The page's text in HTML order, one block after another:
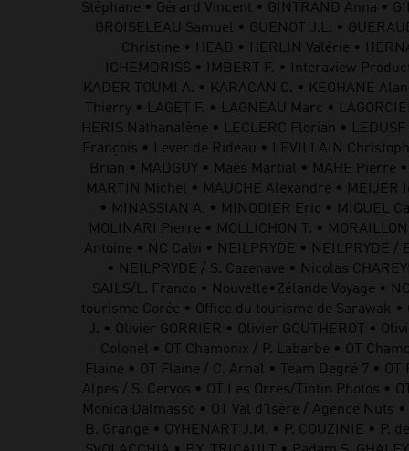
Stéphane • Gérard Vincent • GINTRAND Anna •
GROISELEAU Samuel • GUENOT J.L. •
Christine • HEAD • HERLIN Valérie •
ICHEMDRISS • IMBERT F. • Interaview
KADER TOUMI A. • KARACAN C. • KEOHANE
Thierry • LAGET F. • LAGNEAU Marc •
HERIS Nathanalène • LECLERC Florian •
François • Lever de Rideau • LEVILLAIN
Brian • MADGUY • Maës Martial • MAHE Pierre
MARTIN Michel • MAUCHE Alexandre •
• MINASSIAN A. • MINODIER Eric • MIQUEL
MOLINARI Pierre • MOLLICHON T. •
Antoine • NC Calvi • NEILPRYDE • NEILPRYDE
• NEILPRYDE / S. Cazenave • Nicolas
SAILS/L. Franco • Nouvelle•Zélande Voyage •
tourisme Corée • Office du tourisme de Sarawak
J. • Olivier GORRIER • Olivier GOUTHEROT •
Colonel • OT Chamonix / P. Labarbe • OT
Flaine • OT Flaine / C. Arnal • Team Degré 7 •
Alpes / S. Cervos • OT Les Orres/Tintin Photos •
Monica Dalmasso • OT Val d'Isère / Agence Nuts
B. Grange • OYHENART J.M. • P. COUZINIE • P.